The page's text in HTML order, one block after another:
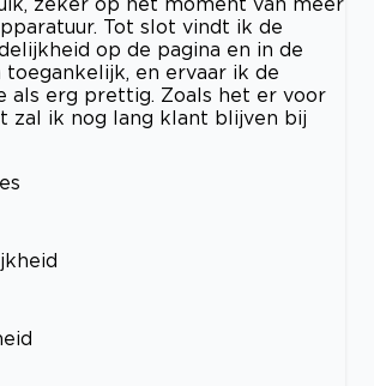
Tot slot vindt ik de
op de pagina en in de
en ervaar ik de
als erg prettig. Zoals het er voor
zal ik nog lang klant blijven bij